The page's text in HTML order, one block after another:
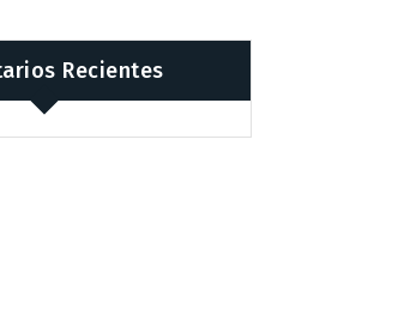
Recientes